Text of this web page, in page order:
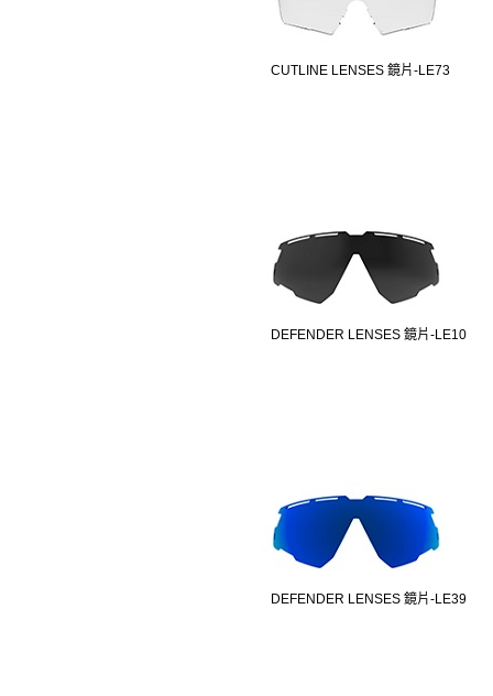
CUTLINE LENSES 鏡片-LE73
DEFENDER LENSES 鏡片-LE10
DEFENDER LENSES 鏡片-LE39